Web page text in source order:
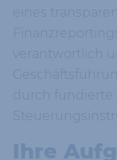
eines
verantwortlich
durch fundierte
Ihre